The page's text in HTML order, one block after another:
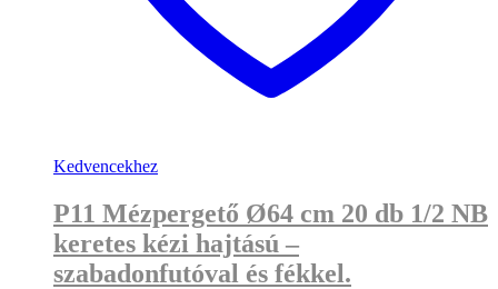
Kedvencekhez
P11 Mézpergető Ø64 cm 20 db 1/2 NB
keretes kézi hajtású –
szabadonfutóval és fékkel.